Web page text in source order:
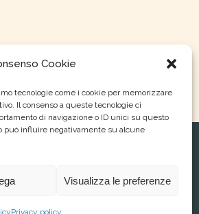
Cookie
tecnologie come i cookie per memorizzare
Il consenso a queste tecnologie ci
di navigazione o ID unici su questo
può influire negativamente su alcune
Visualizza le preferenze
Privacy policy
Romano di Lombardia (Bg)
903 767 - Fax. 0363 902 393